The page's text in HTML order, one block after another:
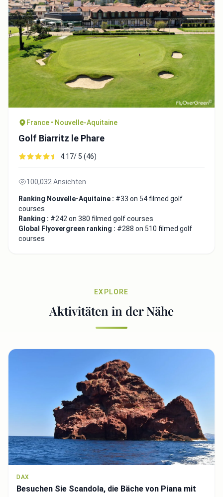
France • Nouvelle-Aquitaine
Golf Biarritz le Phare
4.17/ 5 (46)
100,032 Ansichten
Ranking Nouvelle-Aquitaine : #33 on 54 filmed golf
courses
Ranking : #242 on 380 filmed golf courses
Global Flyovergreen ranking : #288 on 510 filmed golf
courses
EXPLORE
Aktivitäten in der Nähe
DAX
Besuchen Sie Scandola, die Bäche von Piana mit